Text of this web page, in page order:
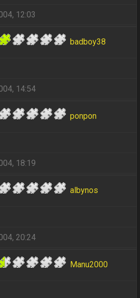
12:03
badboy38
14:54
ponpon
18:19
albynos
20:24
Manu2000